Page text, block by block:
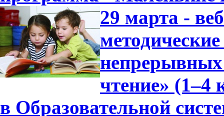
29 марта -
непрерывных
чтение» (1–4
в Образовательной